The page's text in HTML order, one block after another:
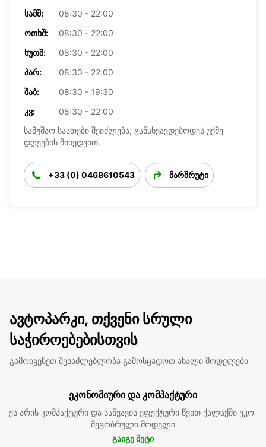
ᲡᲐᲛᲨ:
08:30 - 22:00
ᲝᲗᲮᲨ:
08:30 - 22:00
ᲮᲣᲗᲨ:
08:30 - 22:00
ᲞᲐᲠ:
08:30 - 22:00
ᲨᲐᲑ:
08:30 - 19:30
ᲙᲕ:
08:30 - 22:00
სამუშაო საათები შეიძლება, განსხვავდებოდეს უქმე
დღეების მიხედვით.
+33 (0) 0468610543 მარშრუტი
ავტოპარკი, თქვენი სრული
საჭიროებებისთვის
გამოიყენეთ შესაძლებლობა გამოსცადოთ ახალი მოდელები
ეკონომიური და კომპაქტური
ეს არის კომპაქტური და საწვავის ეფექტური წვით ქალაქში ეკო-
მეგობრული მოდელი
გაიგე მეტი